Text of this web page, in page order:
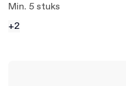
Min. 5 stuks
+2